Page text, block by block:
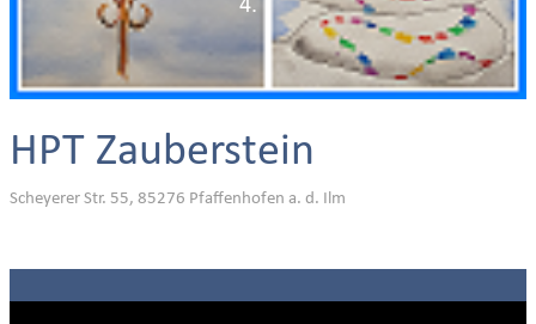
HPT Zauberstein
Scheyerer Str. 55, 85276 Pfaffenhofen a. d. Ilm